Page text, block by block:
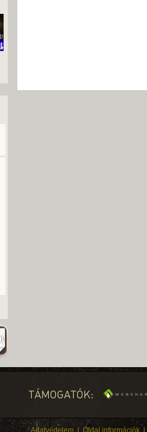
Adatvédelem Oldal információk